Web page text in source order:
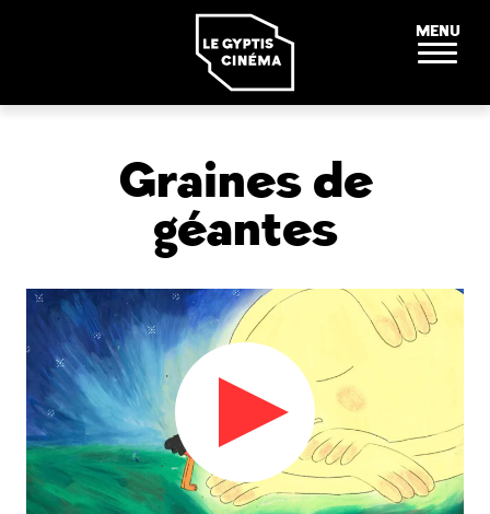
MENU
Graines de
géantes
Panneau de gestion des cookies